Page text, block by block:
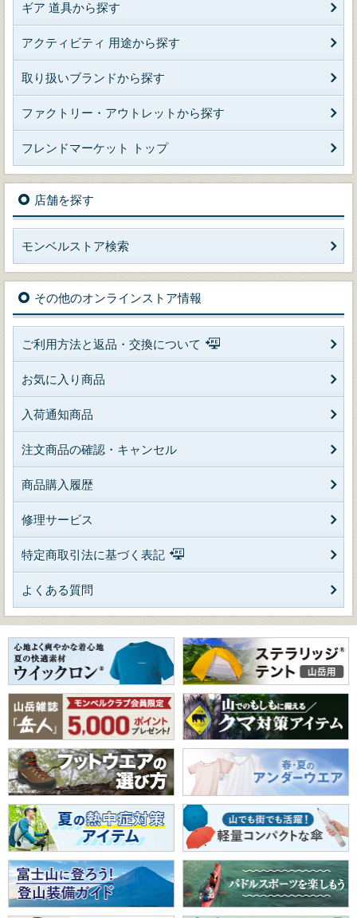
ギア 道具から探す
アクティビティ 用途から探す
取り扱いブランドから探す
ファクトリー・アウトレットから探す
フレンドマーケット トップ
店舗を探す
モンベルストア検索
その他のオンラインストア情報
ご利用方法と返品・交換について
お気に入り商品
入荷通知商品
注文商品の確認・キャンセル
商品購入履歴
修理サービス
特定商取引法に基づく表記
よくある質問